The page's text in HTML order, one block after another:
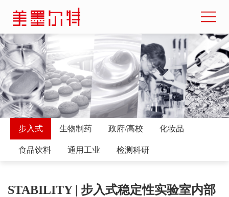
步入式 生物制药 政府/高校 化妆品
食品饮料 通用工业 检测科研
STABILITY | 步入式稳定性实验室内部